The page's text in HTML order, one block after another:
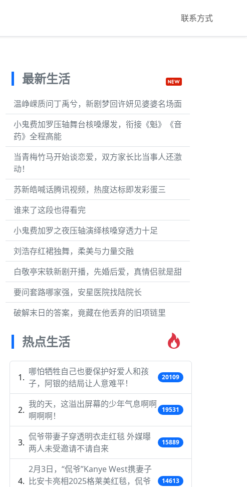
联系方式
最新生活
温峥嵘质问丁禹兮，新剧梦回许妍见婆婆名场面
小鬼费加罗压轴舞台核嗓爆发，衔接《魁》《音
药》全程高能
当青梅竹马开始谈恋爱，双方家长比当事人还激
动！
苏新皓喊话腾讯视频，热度达标即发彩蛋三
谁来了这段也得看完
小鬼费加罗之夜压轴演绎核嗓穿透力十足
刘浩存红裙独舞，柔美与力量交融
白敬亭宋轶新剧开播，先婚后爱，真情侣就是甜
要问套路哪家强，安星医院找陆院长
破解末日的答案，竟藏在他丢弃的旧项链里
热点生活
哪怕牺牲自己也要保护好爱人和孩
子，阿银的结局让人意难平！
20109
我的天，这溢出屏幕的少年气息啊啊
啊啊啊！
19531
侃爷带妻子穿透明衣走红毯 外媒曝
两人未受邀请不请自来
15889
2月3日，“侃爷”Kanye West携妻子
比安卡亮相2025格莱美红毯，侃爷
14613